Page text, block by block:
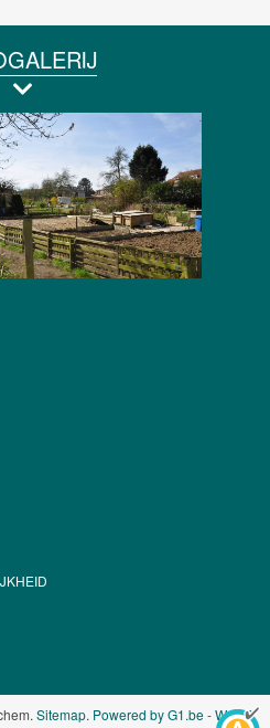
Sitemap. Powered by G1.be - Web &